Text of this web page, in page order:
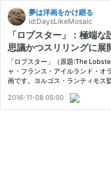
夢は洋画をかけ廻る
id:DaysLikeMosaic
「ロブスター」：極端
思議かつスリリングに展
理を問う野心作
「ロブスター」（原題:The
ャ・フランス・アイルランド・オ
画です。ヨルゴス・ランティモス
ル・ワイズ、レア・セドゥら出演
ホテ…
2016-11-08 05:00